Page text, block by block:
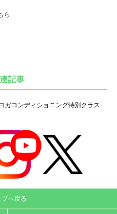
ら
記事
ガコンディショニング特別クラス
プへ戻る